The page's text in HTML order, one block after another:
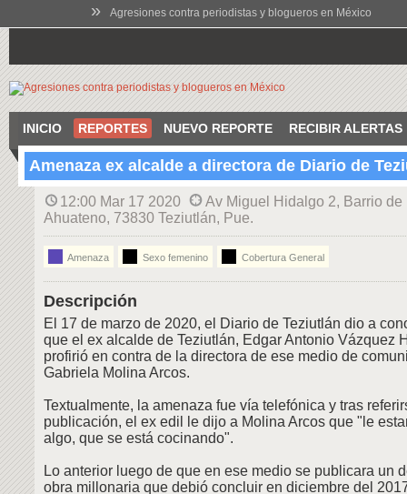
» Agresiones contra periodistas y blogueros en México
INICIO REPORTES NUEVO REPORTE RECIBIR ALERTAS
Amenaza ex alcalde a directora de Diario de
12:00 Mar 17 2020
Av Miguel Hidalgo 2, Barrio de
Ahuateno, 73830 Teziutlán, Pue.
Amenaza Sexo femenino Cobertura General
Descripción
El 17 de marzo de 2020, el Diario de Teziutlán dio a
que el ex alcalde de Teziutlán, Edgar Antonio Vázquez
profirió en contra de la directora de ese medio de
Gabriela Molina Arcos.
Textualmente, la amenaza fue vía telefónica y tras
publicación, el ex edil le dijo a Molina Arcos que "le
algo, que se está cocinando".
Lo anterior luego de que en ese medio se publicara un
obra millonaria que debió concluir en diciembre del